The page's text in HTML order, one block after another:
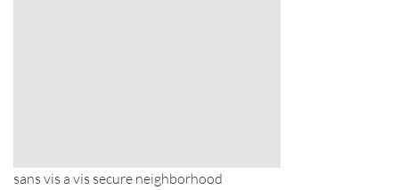
sans vis a vis secure neighborhood